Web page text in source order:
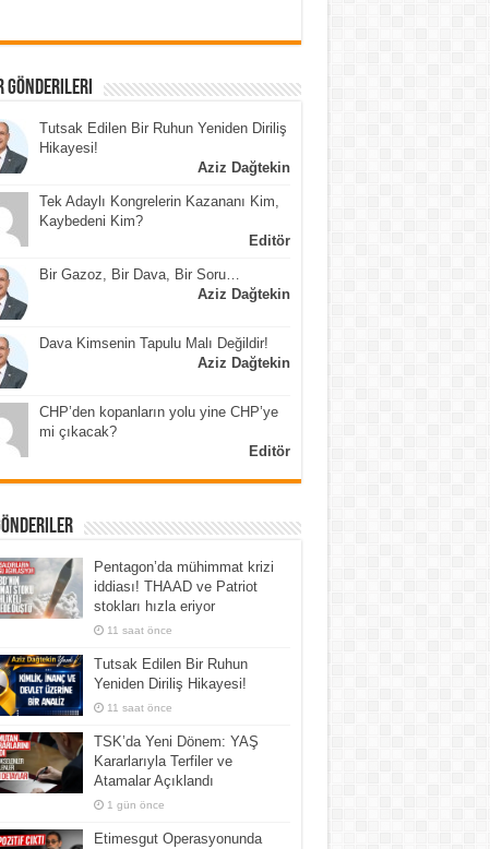
Gönderileri
Tutsak Edilen Bir Ruhun Yeniden Diriliş
Hikayesi!
Aziz Dağtekin
Tek Adaylı Kongrelerin Kazananı Kim,
Kaybedeni Kim?
Editör
Bir Gazoz, Bir Dava, Bir Soru…
Aziz Dağtekin
Dava Kimsenin Tapulu Malı Değildir!
Aziz Dağtekin
CHP’den kopanların yolu yine CHP’ye
mi çıkacak?
Editör
Pentagon’da mühimmat krizi
iddiası! THAAD ve Patriot
stokları hızla eriyor
11 saat önce
Tutsak Edilen Bir Ruhun
Yeniden Diriliş Hikayesi!
11 saat önce
TSK’da Yeni Dönem: YAŞ
Kararlarıyla Terfiler ve
Atamalar Açıklandı
1 gün önce
Etimesgut Operasyonunda